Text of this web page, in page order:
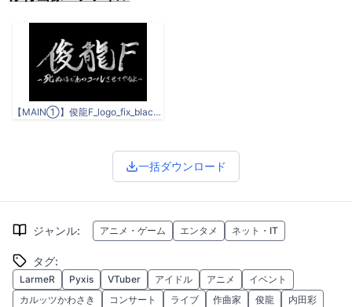
【MAIN①】俊龍F_logo_fix_black02.jpg
一括ダウンロード
ジャンル: アニメ・ゲーム エンタメ ネット・IT
タグ:
LarmeR Pyxis VTuber アイドル アニメ
イベント
カルッツかわさき
コンサート ライブ 作曲家 俊龍
内田彩